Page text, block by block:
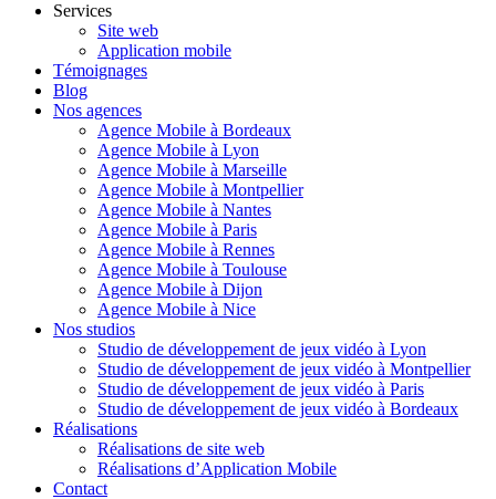
Services
Site web
Application mobile
Témoignages
Blog
Nos agences
Agence Mobile à Bordeaux
Agence Mobile à Lyon
Agence Mobile à Marseille
Agence Mobile à Montpellier
Agence Mobile à Nantes
Agence Mobile à Paris
Agence Mobile à Rennes
Agence Mobile à Toulouse
Agence Mobile à Dijon
Agence Mobile à Nice
Nos studios
Studio de développement de jeux vidéo à Lyon
Studio de développement de jeux vidéo à Montpellier
Studio de développement de jeux vidéo à Paris
Studio de développement de jeux vidéo à Bordeaux
Réalisations
Réalisations de site web
Réalisations d’Application Mobile
Contact